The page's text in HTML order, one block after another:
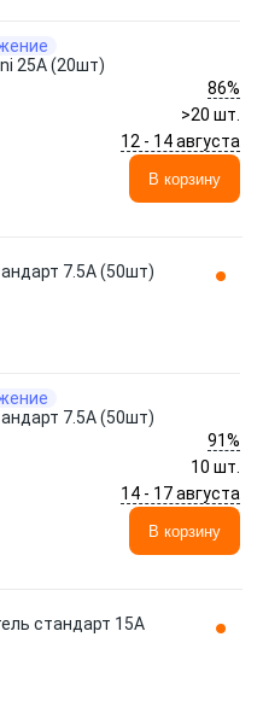
25A (20шт)
86%
>20 шт.
12 - 14 августа
В корзину
7.5A (50шт)
7.5A (50шт)
91%
10 шт.
14 - 17 августа
В корзину
стандарт 15A